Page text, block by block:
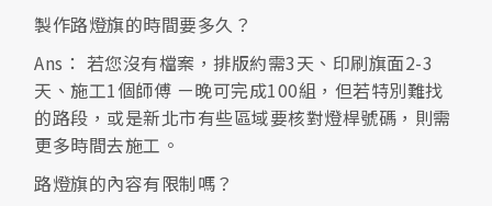
製作路燈旗的時間要多久？
Ans： 若您沒有檔案，排版約需3天、印刷旗面2-3
天、施工1個師傅 ㄧ晚可完成100組，但若特別難找
的路段，或是新北市有些區域要核對燈桿號碼，則需
更多時間去施工。
路燈旗的內容有限制嗎？